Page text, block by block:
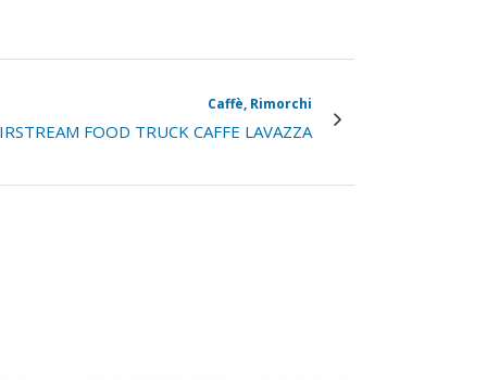
Caffè, Rimorchi
FOOD TRUCK CAFFE LAVAZZA